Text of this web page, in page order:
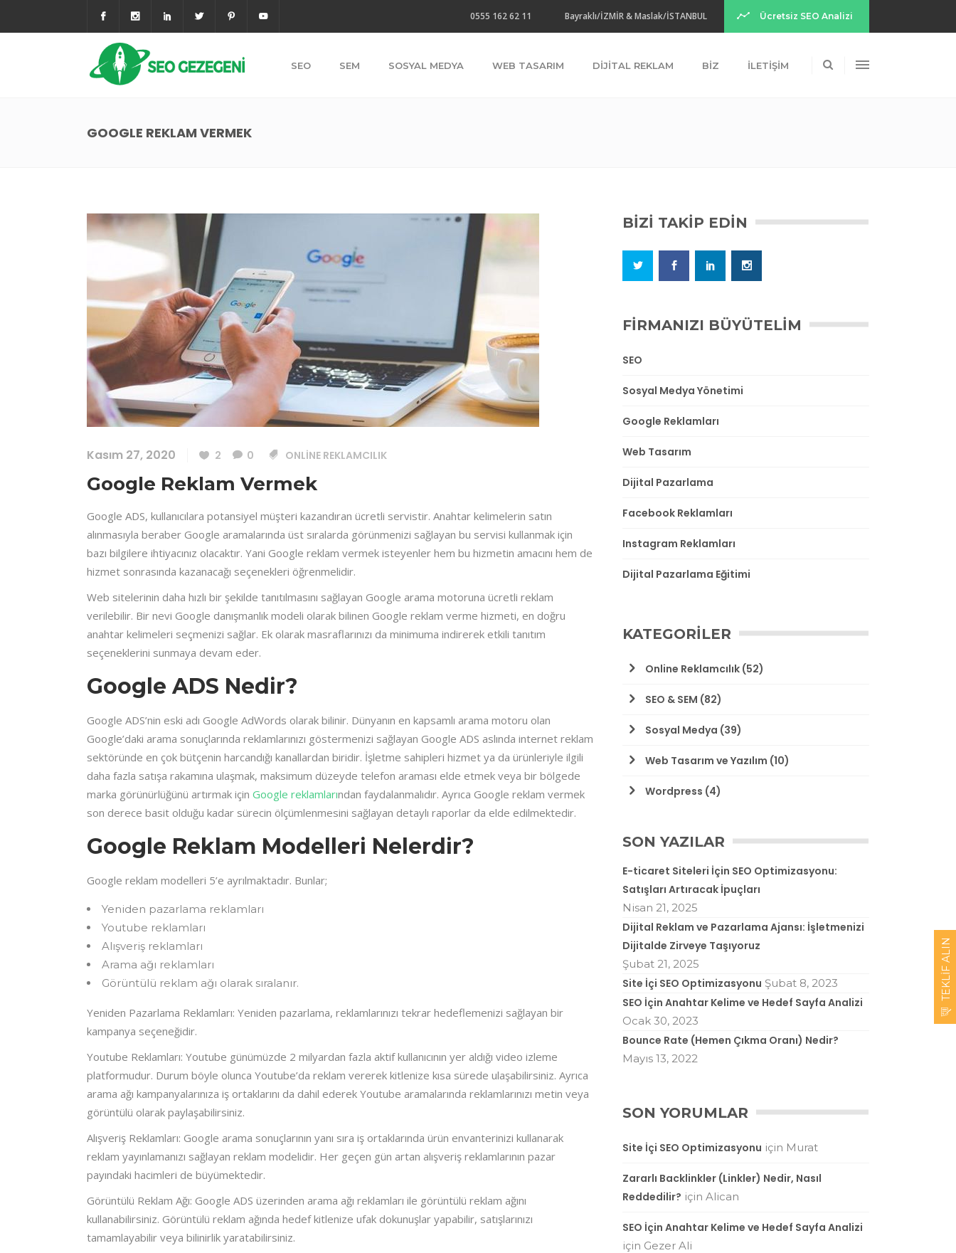
0555 162 62 11 Bayraklı/İZMİR & Maslak/İSTANBUL Ücretsiz SEO Analizi
SEO SEM SOSYAL MEDYA WEB TASARIM DIJITAL REKLAM BIZ İLETIŞIM
GOOGLE REKLAM VERMEK
Kasım 27, 2020 2 0 ONLINE REKLAMCILIK
Google Reklam Vermek
Google ADS, kullanıcılara potansiyel müşteri kazandıran ücretli servistir. Anahtar kelimelerin satın
alınmasıyla beraber Google aramalarında üst sıralarda görünmenizi sağlayan bu servisi kullanmak için
bazı bilgilere ihtiyacınız olacaktır. Yani Google reklam vermek isteyenler hem bu hizmetin amacını hem de
hizmet sonrasında kazanacağı seçenekleri öğrenmelidir.
Web sitelerinin daha hızlı bir şekilde tanıtılmasını sağlayan Google arama motoruna ücretli reklam
verilebilir. Bir nevi Google danışmanlık modeli olarak bilinen Google reklam verme hizmeti, en doğru
anahtar kelimeleri seçmenizi sağlar. Ek olarak masraflarınızı da minimuma indirerek etkili tanıtım
seçeneklerini sunmaya devam eder.
Google ADS Nedir?
Google ADS’nin eski adı Google AdWords olarak bilinir. Dünyanın en kapsamlı arama motoru olan
Google’daki arama sonuçlarında reklamlarınızı göstermenizi sağlayan Google ADS aslında internet reklam
sektöründe en çok bütçenin harcandığı kanallardan biridir. İşletme sahipleri hizmet ya da ürünleriyle ilgili
daha fazla satışa rakamına ulaşmak, maksimum düzeyde telefon araması elde etmek veya bir bölgede
marka görünürlüğünü artırmak için Google reklamlarından faydalanmalıdır. Ayrıca Google reklam vermek
son derece basit olduğu kadar sürecin ölçümlenmesini sağlayan detaylı raporlar da elde edilmektedir.
Google Reklam Modelleri Nelerdir?
Google reklam modelleri 5’e ayrılmaktadır. Bunlar;
Yeniden pazarlama reklamları
Youtube reklamları
Alışveriş reklamları
Arama ağı reklamları
Görüntülü reklam ağı olarak sıralanır.
Yeniden Pazarlama Reklamları: Yeniden pazarlama, reklamlarınızı tekrar hedeflemenizi sağlayan bir
kampanya seçeneğidir.
Youtube Reklamları: Youtube günümüzde 2 milyardan fazla aktif kullanıcının yer aldığı video izleme
platformudur. Durum böyle olunca Youtube’da reklam vererek kitlenize kısa sürede ulaşabilirsiniz. Ayrıca
arama ağı kampanyalarınıza iş ortaklarını da dahil ederek Youtube aramalarında reklamlarınızı metin veya
görüntülü olarak paylaşabilirsiniz.
Alışveriş Reklamları: Google arama sonuçlarının yanı sıra iş ortaklarında ürün envanterinizi kullanarak
reklam yayınlamanızı sağlayan reklam modelidir. Her geçen gün artan alışveriş reklamlarının pazar
payındaki hacimleri de büyümektedir.
Görüntülü Reklam Ağı: Google ADS üzerinden arama ağı reklamları ile görüntülü reklam ağını
kullanabilirsiniz. Görüntülü reklam ağında hedef kitlenize ufak dokunuşlar yapabilir, satışlarınızı
tamamlayabilir veya bilinirlik yaratabilirsiniz.
BIZI TAKIP EDIN
FIRMANIZI BÜYÜTELIM
SEO
Sosyal Medya Yönetimi
Google Reklamları
Web Tasarım
Dijital Pazarlama
Facebook Reklamları
Instagram Reklamları
Dijital Pazarlama Eğitimi
KATEGORILER
Online Reklamcılık (52)
SEO & SEM (82)
Sosyal Medya (39)
Web Tasarım ve Yazılım (10)
Wordpress (4)
SON YAZILAR
E-ticaret Siteleri İçin SEO Optimizasyonu:
Satışları Artıracak İpuçları
Nisan 21, 2025
Dijital Reklam ve Pazarlama Ajansı: İşletmenizi
Dijitalde Zirveye Taşıyoruz
Şubat 21, 2025
Site İçi SEO Optimizasyonu Şubat 8, 2023
SEO İçin Anahtar Kelime ve Hedef Sayfa Analizi
Ocak 30, 2023
Bounce Rate (Hemen Çıkma Oranı) Nedir?
Mayıs 13, 2022
SON YORUMLAR
Site İçi SEO Optimizasyonu için Murat
Zararlı Backlinkler (Linkler) Nedir, Nasıl
Reddedilir? içinAlican
SEO İçin Anahtar Kelime ve Hedef Sayfa Analizi
için Gezer Ali
TEKLIF ALIN